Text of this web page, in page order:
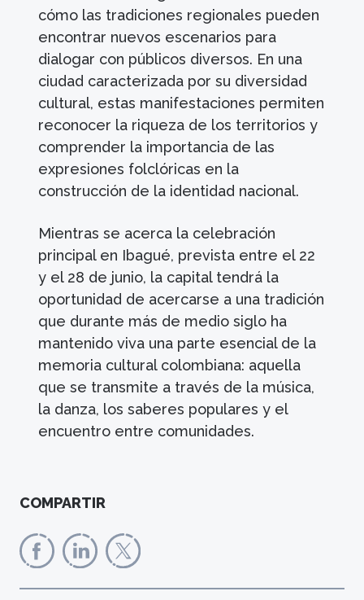
cómo las tradiciones regionales pueden
encontrar nuevos escenarios para
dialogar con públicos diversos. En una
ciudad caracterizada por su diversidad
cultural, estas manifestaciones permiten
reconocer la riqueza de los territorios y
comprender la importancia de las
expresiones folclóricas en la
construcción de la identidad nacional.
Mientras se acerca la celebración
principal en Ibagué, prevista entre el 22
y el 28 de junio, la capital tendrá la
oportunidad de acercarse a una tradición
que durante más de medio siglo ha
mantenido viva una parte esencial de la
memoria cultural colombiana: aquella
que se transmite a través de la música,
la danza, los saberes populares y el
encuentro entre comunidades.
COMPARTIR